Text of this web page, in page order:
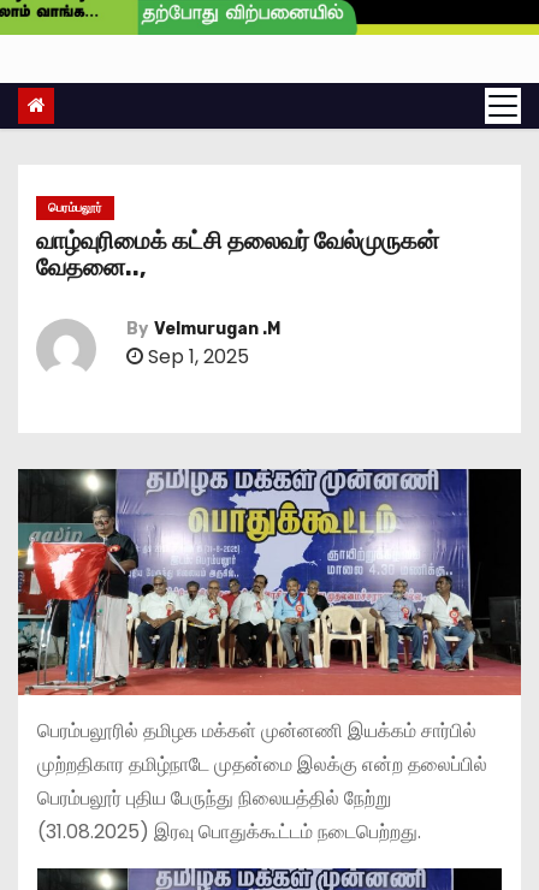
பெரம்பலூர்
வாழ்வுரிமைக் கட்சி தலைவர் வேல்முருகன்
வேதனை..,
By Velmurugan .M
Sep 1, 2025
பெரம்பலூரில் தமிழக மக்கள் முன்னணி இயக்கம் சார்பில்
முற்றதிகார தமிழ்நாடே முதன்மை இலக்கு என்ற தலைப்பில்
பெரம்பலூர் புதிய பேருந்து நிலையத்தில் நேற்று
(31.08.2025) இரவு பொதுக்கூட்டம் நடைபெற்றது.